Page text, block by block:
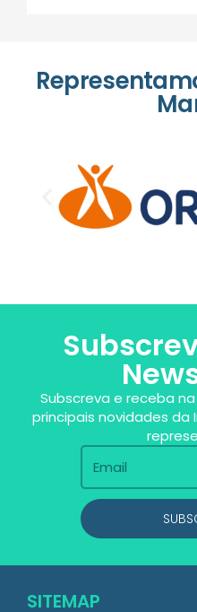
Subscreva e receba
principais novidades
SITEMAP